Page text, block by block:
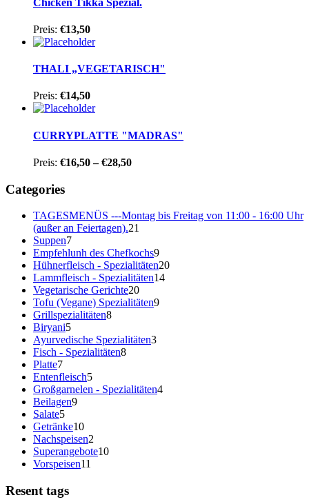
Preis: €13,50
THALI „VEGETARISCH"
Preis: €14,50
CURRYPLATTE "MADRAS"
Preis: €16,50 – €28,50Price
€28,50
Categories
TAGESMENÜS ---Montag bis Freitag von 11:00 - 16:00 Uhr
(außer an Feiertagen).21
Suppen7
Empfehlunh des Chefkochs9
Hühnerfleisch - Spezialitäten20
Lammfleisch - Spezialitäten14
Vegetarische Gerichte20
Tofu (Vegane) Spezialitäten9
Grillspezialitäten8
Biryani5
Ayurvedische Spezialitäten3
Fisch - Spezialitäten8
Platte7
Entenfleisch5
Großgarnelen - Spezialitäten4
Beilagen9
Salate5
Getränke10
Nachspeisen2
Superangebote10
Vorspeisen11
Resent tags